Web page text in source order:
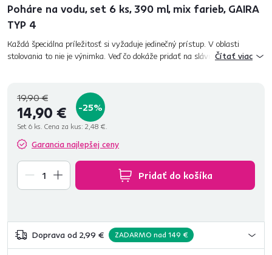
Poháre na vodu, set 6 ks, 390 ml, mix farieb, GAIRA
TYP 4
Každá špeciálna príležitosť si vyžaduje jedinečný prístup. V oblasti
stolovania to nie je výnimka. Veď čo dokáže pridať na slávnostnejČítať viac
19,90 €
14,90 € -25%
Set 6 ks. Cena za kus: 2,48 €.
Garancia najlepšej ceny
Pridať do košíka
Doprava od 2,99 € ZADARMO nad 149 €